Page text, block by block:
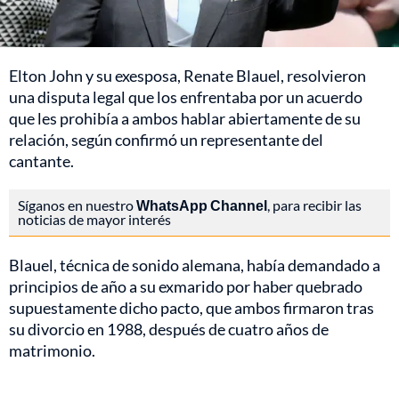
Elton John y su exesposa, Renate Blauel, resolvieron
una disputa legal que los enfrentaba por un acuerdo
que les prohibía a ambos hablar abiertamente de su
relación, según confirmó un representante del
cantante.
Síganos en nuestroWhatsApp Channel, para recibir las
noticias de mayor interés
Blauel, técnica de sonido alemana, había demandado a
principios de año a su exmarido por haber quebrado
supuestamente dicho pacto, que ambos firmaron tras
su divorcio en 1988, después de cuatro años de
matrimonio.